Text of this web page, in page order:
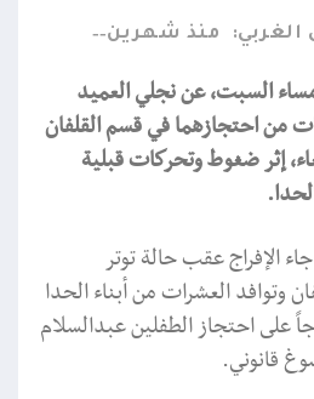
الغربي: منذ شهرين
السبت، عن نجلي العميد
من احتجازهما في قسم القلفان
إثر ضغوط وتحركات قبلية
الإفراج عقب حالة توتر
وتوافد العشرات من أبناء الحدا
على احتجاز الطفلين عبدالسلام
قانوني.